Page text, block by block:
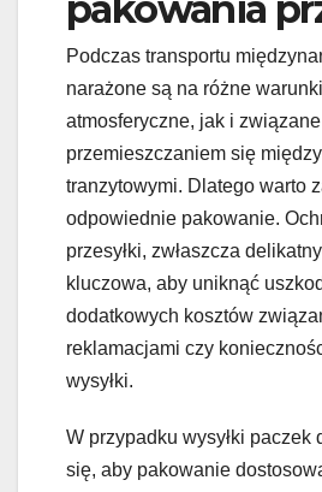
Podczas transportu
narażone są na różne
atmosferyczne, jak i
przemieszczaniem się
tranzytowymi. Dlatego warto
odpowiednie pakowanie.
przesyłki, zwłaszcza
kluczowa, aby uniknąć
dodatkowych kosztów
reklamacjami czy
wysyłki.
W przypadku wysyłki paczek
się, aby pakowanie